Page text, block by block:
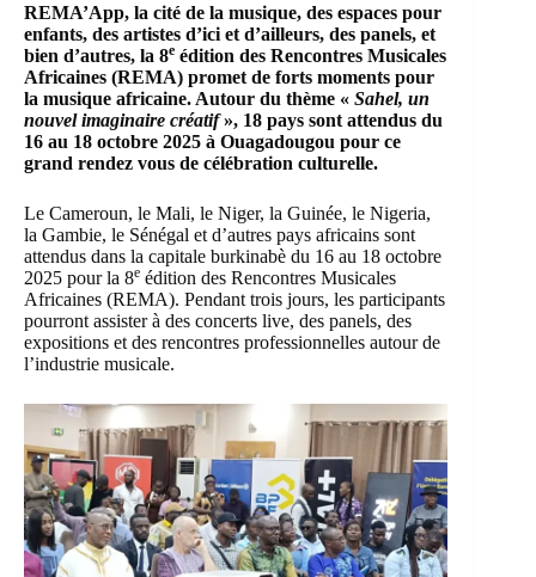
REMA’App, la cité de la musique, des espaces pour
enfants, des artistes d’ici et d’ailleurs, des panels, et
bien d’autres, la 8e édition des Rencontres Musicales
Africaines (REMA) promet de forts moments pour
la musique africaine. Autour du thème « Sahel, un
nouvel imaginaire créatif», 18 pays sont attendus du
16 au 18 octobre 2025 à Ouagadougou pour ce
grand rendez vous de célébration culturelle.
Le Cameroun, le Mali, le Niger, la Guinée, le Nigeria,
la Gambie, le Sénégal et d’autres pays africains sont
attendus dans la capitale burkinabè du 16 au 18 octobre
2025 pour la 8e édition des Rencontres Musicales
Africaines (REMA). Pendant trois jours, les participants
pourront assister à des concerts live, des panels, des
expositions et des rencontres professionnelles autour de
l’industrie musicale.